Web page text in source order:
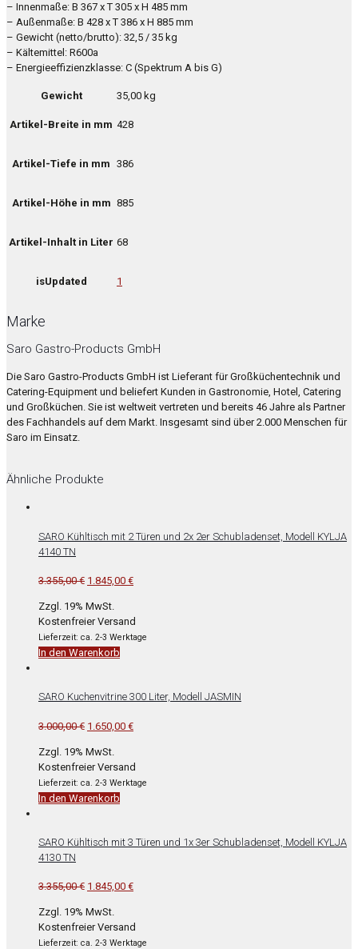
– Innenmaße: B 367 x T 305 x H 485 mm
– Außenmaße: B 428 x T 386 x H 885 mm
– Gewicht (netto/brutto): 32,5 / 35 kg
– Kältemittel: R600a
– Energieeffizienzklasse: C (Spektrum A bis G)
Gewicht 35,00 kg
Artikel-Breite in mm 428
Artikel-Tiefe in mm 386
Artikel-Höhe in mm 885
Artikel-Inhalt in Liter 68
isUpdated 1
Marke
Saro Gastro-Products GmbH
Die Saro Gastro-Products GmbH ist Lieferant für Großküchentechnik und
Catering-Equipment und beliefert Kunden in Gastronomie, Hotel, Catering
und Großküchen. Sie ist weltweit vertreten und bereits 46 Jahre als Partner
des Fachhandels auf dem Markt. Insgesamt sind über 2.000 Menschen für
Saro im Einsatz.
Ähnliche Produkte
SARO Kühltisch mit 2 Türen und 2x 2er Schubladenset, Modell KYLJA
4140 TN
3.355,00€ Ursprünglicher
war:
3.355,00 €
1.845,00 €Aktueller
1.845,00 €.
Zzgl. 19% MwSt.
Kostenfreier Versand
Lieferzeit: ca. 2-3 Werktage
In den Warenkorb
SARO Kuchenvitrine 300 Liter, Modell JASMIN
3.000,00€ Ursprünglicher
war:
3.000,00 €
1.650,00 €Aktueller
1.650,00 €.
Zzgl. 19% MwSt.
Kostenfreier Versand
Lieferzeit: ca. 2-3 Werktage
In den Warenkorb
SARO Kühltisch mit 3 Türen und 1x 3er Schubladenset, Modell KYLJA
4130 TN
3.355,00€ Ursprünglicher
war:
3.355,00 €
1.845,00 €Aktueller
1.845,00 €.
Zzgl. 19% MwSt.
Kostenfreier Versand
Lieferzeit: ca. 2-3 Werktage